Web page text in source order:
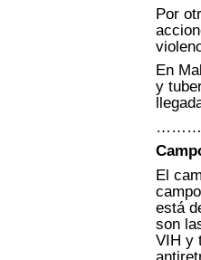
Por
En
y
El
está
son
VIH y